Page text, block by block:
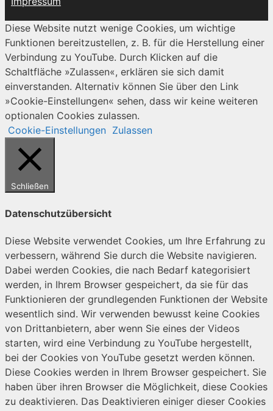
Diese Website nutzt wenige Cookies, um wichtige
Funktionen bereitzustellen, z. B. für die Herstellung einer
Verbindung zu YouTube. Durch Klicken auf die
Schaltfläche »Zulassen«, erklären sie sich damit
einverstanden. Alternativ können Sie über den Link
»Cookie-Einstellungen« sehen, dass wir keine weiteren
optionalen Cookies zulassen.
Cookie-Einstellungen Zulassen
Schließen
Datenschutzübersicht
Diese Website verwendet Cookies, um Ihre Erfahrung zu
verbessern, während Sie durch die Website navigieren.
Dabei werden Cookies, die nach Bedarf kategorisiert
werden, in Ihrem Browser gespeichert, da sie für das
Funktionieren der grundlegenden Funktionen der Website
wesentlich sind. Wir verwenden bewusst keine Cookies
von Drittanbietern, aber wenn Sie eines der Videos
starten, wird eine Verbindung zu YouTube hergestellt,
bei der Cookies von YouTube gesetzt werden können.
Diese Cookies werden in Ihrem Browser gespeichert. Sie
haben über ihren Browser die Möglichkeit, diese Cookies
zu deaktivieren. Das Deaktivieren einiger dieser Cookies